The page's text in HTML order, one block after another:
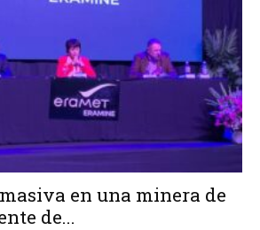
en una minera de
de...